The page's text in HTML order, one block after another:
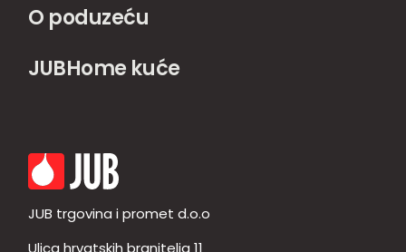
O poduzeću
JUBHome kuće
JUB trgovina i promet d.o.o
Ulica hrvatskih branitelja 11